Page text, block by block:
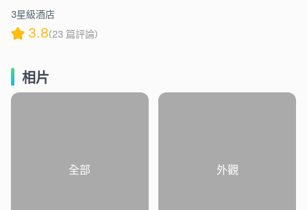
3星級酒店
3.8(23 篇評論)
相片
全部 外觀